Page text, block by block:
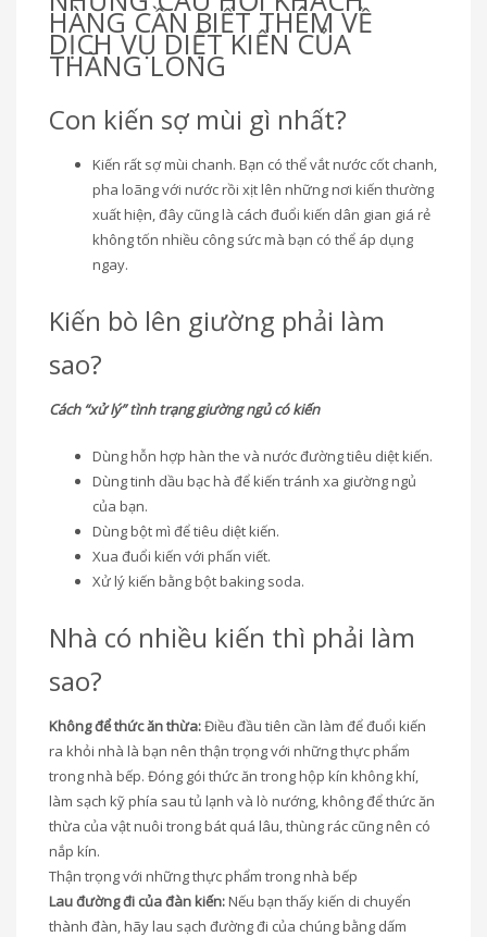
HÀNG CẦN BIẾT THÊM VỀ
DỊCH VỤ DIỆT KIẾN CỦA
THĂNG LONG
Con kiến sợ mùi gì nhất?
Kiến rất sợ mùi chanh. Bạn có thể vắt nước cốt chanh,
pha loãng với nước rồi xịt lên những nơi kiến thường
xuất hiện, đây cũng là cách đuổi kiến dân gian giá rẻ
không tốn nhiều công sức mà bạn có thể áp dụng
ngay.
Kiến bò lên giường phải làm
sao?
Cách “xử lý” tình trạng giường ngủ có kiến
Dùng hỗn hợp hàn the và nước đường tiêu diệt kiến.
Dùng tinh dầu bạc hà để kiến tránh xa giường ngủ
của bạn.
Dùng bột mì để tiêu diệt kiến.
Xua đuổi kiến với phấn viết.
Xử lý kiến bằng bột baking soda.
Nhà có nhiều kiến thì phải làm
sao?
Không để thức ăn thừa:Điều đầu tiên cần làm để đuổi kiến
ra khỏi nhà là bạn nên thận trọng với những thực phẩm
trong nhà bếp. Đóng gói thức ăn trong hộp kín không khí,
làm sạch kỹ phía sau tủ lạnh và lò nướng, không để thức ăn
thừa của vật nuôi trong bát quá lâu, thùng rác cũng nên có
nắp kín.
Thận trọng với những thực phẩm trong nhà bếp
Lau đường đi của đàn kiến:Nếu bạn thấy kiến di chuyển
thành đàn, hãy lau sạch đường đi của chúng bằng dấm